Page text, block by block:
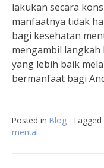
lakukan secara
manfaatnya tidak
bagi kesehatan
mengambil langkah
yang lebih baik
bermanfaat bagi
Posted in Blog Tagged
mental